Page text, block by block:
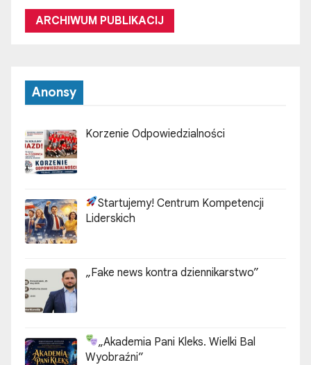
ARCHIWUM PUBLIKACIJ
Anonsy
Korzenie Odpowiedzialności
Startujemy! Centrum Kompetencji
Liderskich
„Fake news kontra dziennikarstwo”
„Akademia Pani Kleks. Wielki Bal
Wyobraźni”